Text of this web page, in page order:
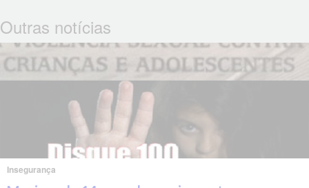
Outras notícias
Insegurança